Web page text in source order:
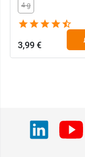
4 g
3,99 €